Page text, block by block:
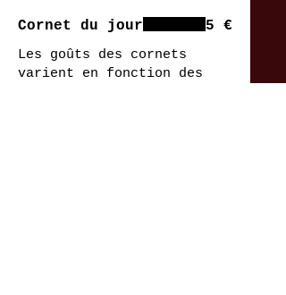
Cornet du jour
Les goûts des cornets
varient en fonction des
5 €